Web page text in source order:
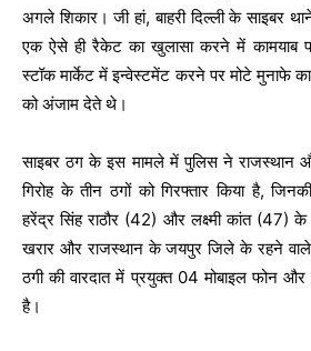
अगले शिकार। जी हां, बाहरी दिल्ली के साइबर
एक ऐसे ही रैकेट का खुलासा करने में कामयाब
स्टॉक मार्केट में इन्वेस्टमेंट करने पर मोटे मुनाफे
को अंजाम देते थे।
साइबर ठग के इस मामले में पुलिस ने राजस्थान
गिरोह के तीन ठगों को गिरफ्तार किया है,
हरेंद्र सिंह राठौर (42) और लक्ष्मी कांत (47)
खरार और राजस्थान के जयपुर जिले के रहने
ठगी की वारदात में प्रयुक्त 04 मोबाइल फोन और
है।